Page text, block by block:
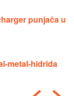
punjača u
metal-hidrida